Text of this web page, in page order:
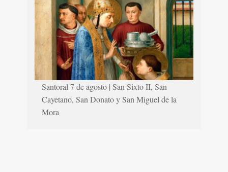
Santoral 7 de agosto | San Sixto II, San
Cayetano, San Donato y San Miguel de la
Mora